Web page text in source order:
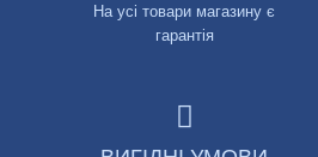
На усі товари магазину є
гарантія